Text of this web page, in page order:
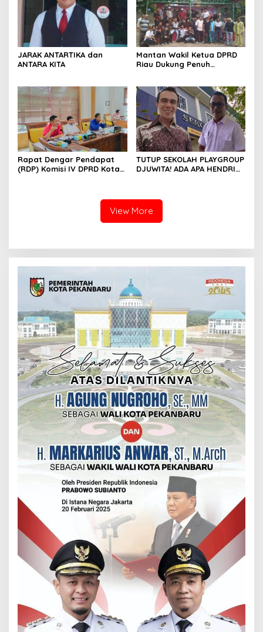
JARAK ANTARTIKA dan
ANTARA KITA
Mantan Wakil Ketua DPRD
Riau Dukung Penuh
Kabupaten Kepulauan
Meranti
Rapat Dengar Pendapat
(RDP) Komisi IV DPRD Kota
TUTUP SEKOLAH PLAYGROUP
DJUWITA! ADA APA HENDRI
View More